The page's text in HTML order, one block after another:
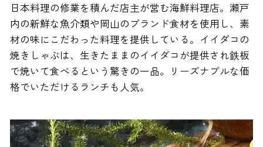
日本料理の修業を積んだ店主が営む海鮮料理店。瀬戸
内の新鮮な魚介類や岡山のブランド食材を使用し、素
材の味にこだわった料理を提供している。イイダコの
焼きしゃぶは、生きたままのイイダコが提供され鉄板
で焼いて食べるという驚きの一品。リーズナブルな価
格でいただけるランチも人気。